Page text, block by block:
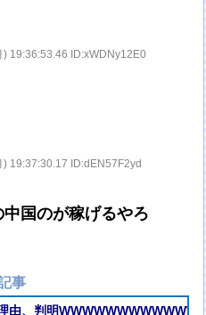
19:36:53.46 ID:xWDNy12E0
19:37:30.17 ID:dEN57F2yd
国のが稼げるやろ
事
由、判明